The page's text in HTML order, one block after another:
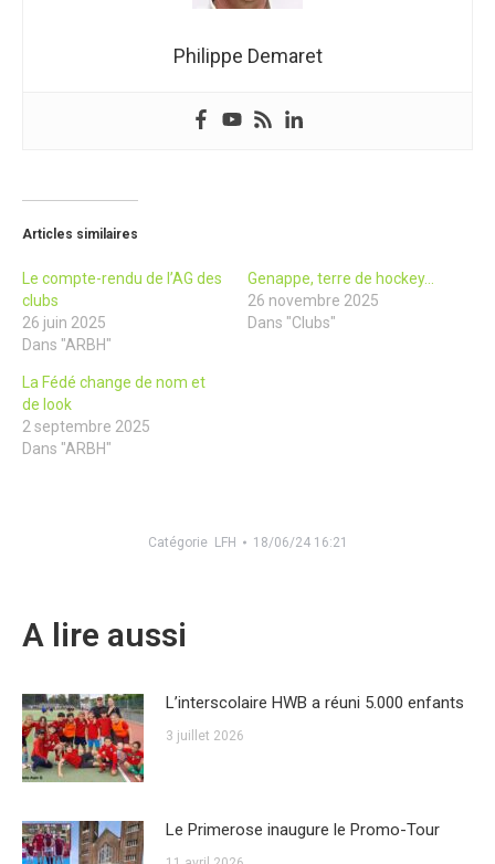
Philippe Demaret
Articles similaires
Le compte-rendu de l’AG des
clubs
26 juin 2025
Dans "ARBH"
Genappe, terre de hockey…
26 novembre 2025
Dans "Clubs"
La Fédé change de nom et
de look
2 septembre 2025
Dans "ARBH"
Catégorie LFH 18/06/24 16:21
A lire aussi
L’interscolaire HWB a réuni 5.000 enfants
3 juillet 2026
Le Primerose inaugure le Promo-Tour